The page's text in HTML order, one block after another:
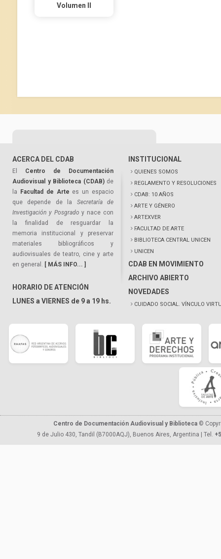
Volumen II
ACERCA DEL CDAB
El Centro de Documentación
Audiovisual y Biblioteca (CDAB)de
la
Facultad de Arte es un espacio
que depende de la Secretaría de
Investigación y Posgrado y nace con
la finalidad de resguardar la
memoria institucional y preservar
materiales bibliográficos y
audiovisuales de teatro, cine y arte
en general. [ MÁS INFO... ]
HORARIO DE ATENCIÓN
LUNES a VIERNES de 9 a 19 hs.
INSTITUCIONAL
QUIENES SOMOS
REGLAMENTO Y RESOLUCIONES
CDAB: 10 AÑOS
ARTE Y GÉNERO
ARTEXVER
FACULTAD DE ARTE
BIBLIOTECA CENTRAL UNICEN
UNICEN
CDAB EN MOVIMIENTO
ARCHIVO ABIERTO
NOVEDADES
CUIDADO SOCIAL. VÍNCULO
Centro de Documentación Audiovisual y Biblioteca ©
9 de Julio 430, Tandil (B7000AQJ), Buenos Aires, Argentina | Tel.